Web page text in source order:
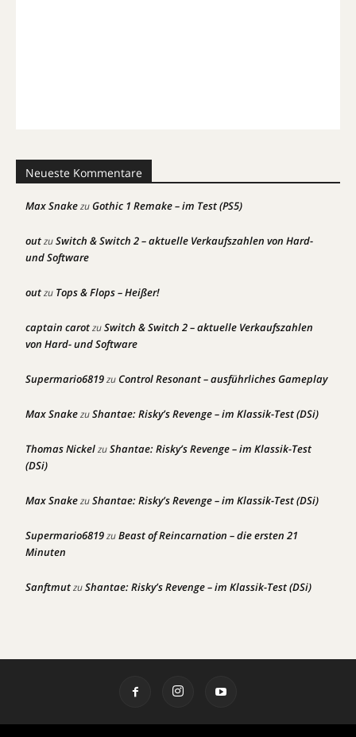
Neueste Kommentare
Max SnakezuGothic 1 Remake – im Test (PS5)
outzuSwitch & Switch 2 – aktuelle Verkaufszahlen von Hard-
und Software
outzu Tops & Flops – Heißer!
captain carotzuSwitch & Switch 2 – aktuelle Verkaufszahlen
von Hard- und Software
Supermario6819zuControl Resonant – ausführliches Gameplay
Max SnakezuShantae: Risky’s Revenge – im Klassik-Test (DSi)
Thomas NickelzuShantae: Risky’s Revenge – im Klassik-Test
(DSi)
Max SnakezuShantae: Risky’s Revenge – im Klassik-Test (DSi)
Supermario6819zuBeast of Reincarnation – die ersten 21
Minuten
SanftmutzuShantae: Risky’s Revenge – im Klassik-Test (DSi)